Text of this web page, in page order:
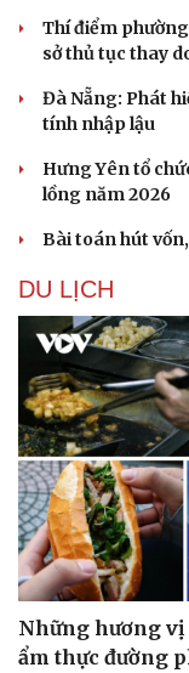
Phòng mạch online
Ăn sạch sống khỏe
Thí điểm
sở thủ tục thay
Đà Nẵng: Phát
tính nhập lậu
Hưng Yên tổ
lồng năm 2026
Bài toán hút
DU LỊCH
Những hương vị
ẩm thực đường